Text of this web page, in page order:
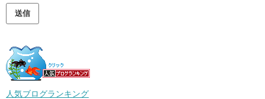
人気ブログランキング